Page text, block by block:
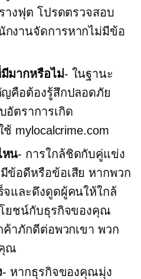
างฟุต โปรดตรวจสอบ
งานจัดการหากไม่มีข้อ
มากหรือไม่- ในฐานะ
ญคือต้องรู้สึกปลอดภัย
ตราการเกิด
mylocalcrime.com
หน- การใกล้ชิดกับคู่แข่ง
ข้อดีหรือข้อเสีย หากพวก
จและดึงดูดผู้คนให้ใกล้
ยชน์กับธุรกิจของคุณ
ค้าภักดีต่อพวกเขา พวก
ณ
- หากธุรกิจของคุณมุ่ง